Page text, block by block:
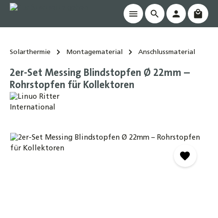
springen
Solarthermie Montagematerial Anschlussmaterial
2er-Set Messing Blindstopfen Ø 22mm –
Rohrstopfen für Kollektoren
Bildergalerie überspringen